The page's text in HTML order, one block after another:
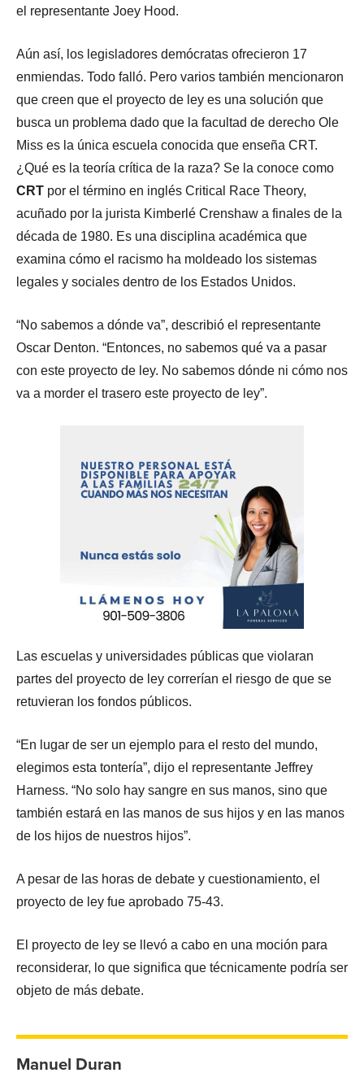
el representante Joey Hood.
Aún así, los legisladores demócratas ofrecieron 17
enmiendas. Todo falló. Pero varios también mencionaron
que creen que el proyecto de ley es una solución que
busca un problema dado que la facultad de derecho Ole
Miss es la única escuela conocida que enseña CRT.
¿Qué es la teoría crítica de la raza? Se la conoce como
CRT por el término en inglés Critical Race Theory,
acuñado por la jurista Kimberlé Crenshaw a finales de la
década de 1980. Es una disciplina académica que
examina cómo el racismo ha moldeado los sistemas
legales y sociales dentro de los Estados Unidos.
“No sabemos a dónde va”, describió el representante
Oscar Denton. “Entonces, no sabemos qué va a pasar
con este proyecto de ley. No sabemos dónde ni cómo nos
va a morder el trasero este proyecto de ley”.
Las escuelas y universidades públicas que violaran
partes del proyecto de ley correrían el riesgo de que se
retuvieran los fondos públicos.
“En lugar de ser un ejemplo para el resto del mundo,
elegimos esta tontería”, dijo el representante Jeffrey
Harness. “No solo hay sangre en sus manos, sino que
también estará en las manos de sus hijos y en las manos
de los hijos de nuestros hijos”.
A pesar de las horas de debate y cuestionamiento, el
proyecto de ley fue aprobado 75-43.
El proyecto de ley se llevó a cabo en una moción para
reconsiderar, lo que significa que técnicamente podría ser
objeto de más debate.
Manuel Duran